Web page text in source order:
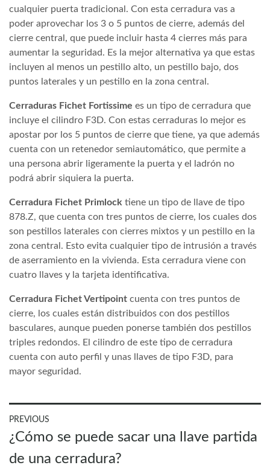
cualquier puerta tradicional. Con esta cerradura vas a
poder aprovechar los 3 o 5 puntos de cierre, además del
cierre central, que puede incluir hasta 4 cierres más para
aumentar la seguridad. Es la mejor alternativa ya que estas
incluyen al menos un pestillo alto, un pestillo bajo, dos
puntos laterales y un pestillo en la zona central.
Cerraduras Fichet Fortissime es un tipo de cerradura que
incluye el cilindro F3D. Con estas cerraduras lo mejor es
apostar por los 5 puntos de cierre que tiene, ya que además
cuenta con un retenedor semiautomático, que permite a
una persona abrir ligeramente la puerta y el ladrón no
podrá abrir siquiera la puerta.
Cerradura Fichet Primlock tiene un tipo de llave de tipo
878.Z, que cuenta con tres puntos de cierre, los cuales dos
son pestillos laterales con cierres mixtos y un pestillo en la
zona central. Esto evita cualquier tipo de intrusión a través
de aserramiento en la vivienda. Esta cerradura viene con
cuatro llaves y la tarjeta identificativa.
Cerradura Fichet Vertipoint cuenta con tres puntos de
cierre, los cuales están distribuidos con dos pestillos
basculares, aunque pueden ponerse también dos pestillos
triples redondos. El cilindro de este tipo de cerradura
cuenta con auto perfil y unas llaves de tipo F3D, para
mayor seguridad.
Navegación
de
entradas
PREVIOUS
Previous
post:
¿Cómo se puede sacar una llave partida
de una cerradura?